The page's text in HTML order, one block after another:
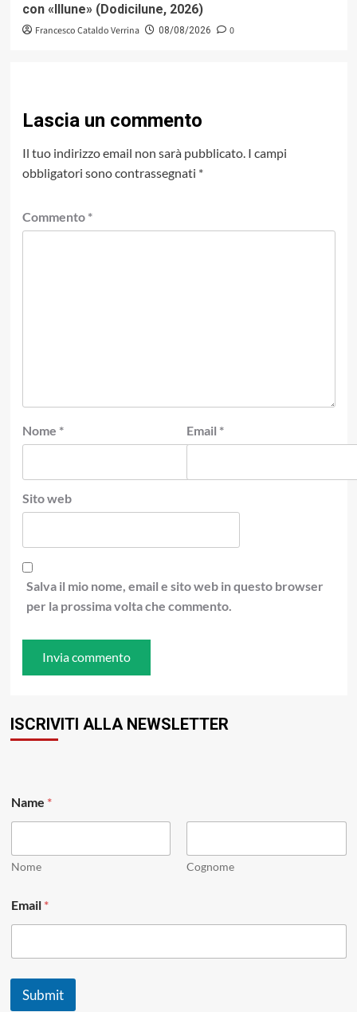
con «Illune» (Dodicilune, 2026)
Francesco Cataldo Verrina 08/08/2026 0
Lascia un commento
Il tuo indirizzo email non sarà pubblicato. I campi
obbligatori sono contrassegnati *
Commento *
Nome * Email *
Sito web
Salva il mio nome, email e sito web in questo browser
per la prossima volta che commento.
ISCRIVITI ALLA NEWSLETTER
Name *
Nome Cognome
a
m
N
m
Email *
Submit